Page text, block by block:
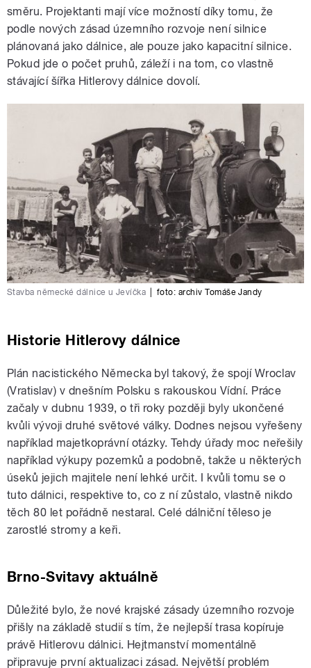
směru. Projektanti mají více možností díky tomu, že
podle nových zásad územního rozvoje není silnice
plánovaná jako dálnice, ale pouze jako kapacitní silnice.
Pokud jde o počet pruhů, záleží i na tom, co vlastně
stávající šířka Hitlerovy dálnice dovolí.
Stavba německé dálnice u Jevíčka foto: archiv Tomáše Jandy
Historie Hitlerovy dálnice
Plán nacistického Německa byl takový, že spojí Wroclav
(Vratislav) v dnešním Polsku s rakouskou Vídní. Práce
začaly v dubnu 1939, o tři roky později byly ukončené
kvůli vývoji druhé světové války. Dodnes nejsou vyřešeny
například majetkoprávní otázky. Tehdy úřady moc neřešily
například výkupy pozemků a podobně, takže u některých
úseků jejich majitele není lehké určit. I kvůli tomu se o
tuto dálnici, respektive to, co z ní zůstalo, vlastně nikdo
těch 80 let pořádně nestaral. Celé dálniční těleso je
zarostlé stromy a keři.
Brno-Svitavy aktuálně
Důležité bylo, že nové krajské zásady územního rozvoje
přišly na základě studií s tím, že nejlepší trasa kopíruje
právě Hitlerovu dálnici. Hejtmanství momentálně
připravuje první aktualizaci zásad. Největší problém